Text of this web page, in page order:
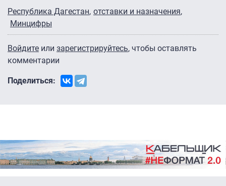
Республика Дагестан отставки и назначения
Минцифры
Войдите или зарегистрируйтесь, чтобы оставлять
комментарии
Поделиться: